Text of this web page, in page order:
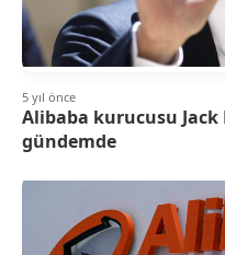
5 yıl önce
Alibaba kurucusu
gündemde